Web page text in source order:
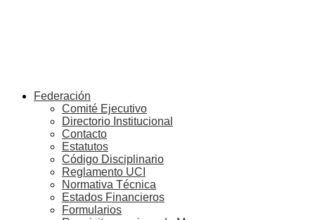
Federación
Comité Ejecutivo
Directorio Institucional
Contacto
Estatutos
Código Disciplinario
Reglamento UCI
Normativa Técnica
Estados Financieros
Formularios